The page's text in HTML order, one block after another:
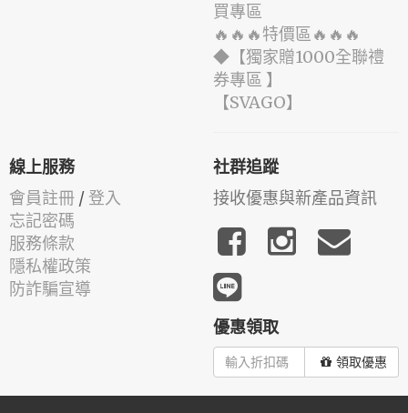
買專區
🔥🔥🔥特價區🔥🔥🔥
◆【獨家贈1000全聯禮
券專區 】
️【SVAGO】️
線上服務
會員註冊 / 登入
忘記密碼
服務條款
隱私權政策
防詐騙宣導
社群追蹤
接收優惠與新產品資訊
優惠領取
領取優惠